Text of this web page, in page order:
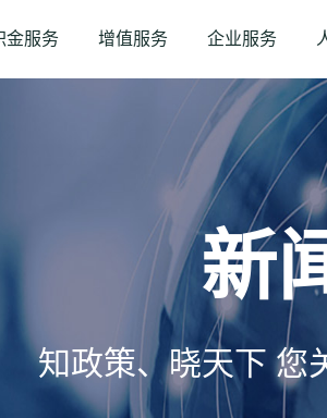
金服务 增值服务 企业服务
新
知政策、晓天下 您